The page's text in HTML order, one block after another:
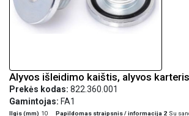
Alyvos išleidimo kaištis, alyvos karteris
Prekės kodas: 822.360.001
Gamintojas: FA1
Ilgis (mm) 10 Papildomas straipsnis / informacija 2 Su